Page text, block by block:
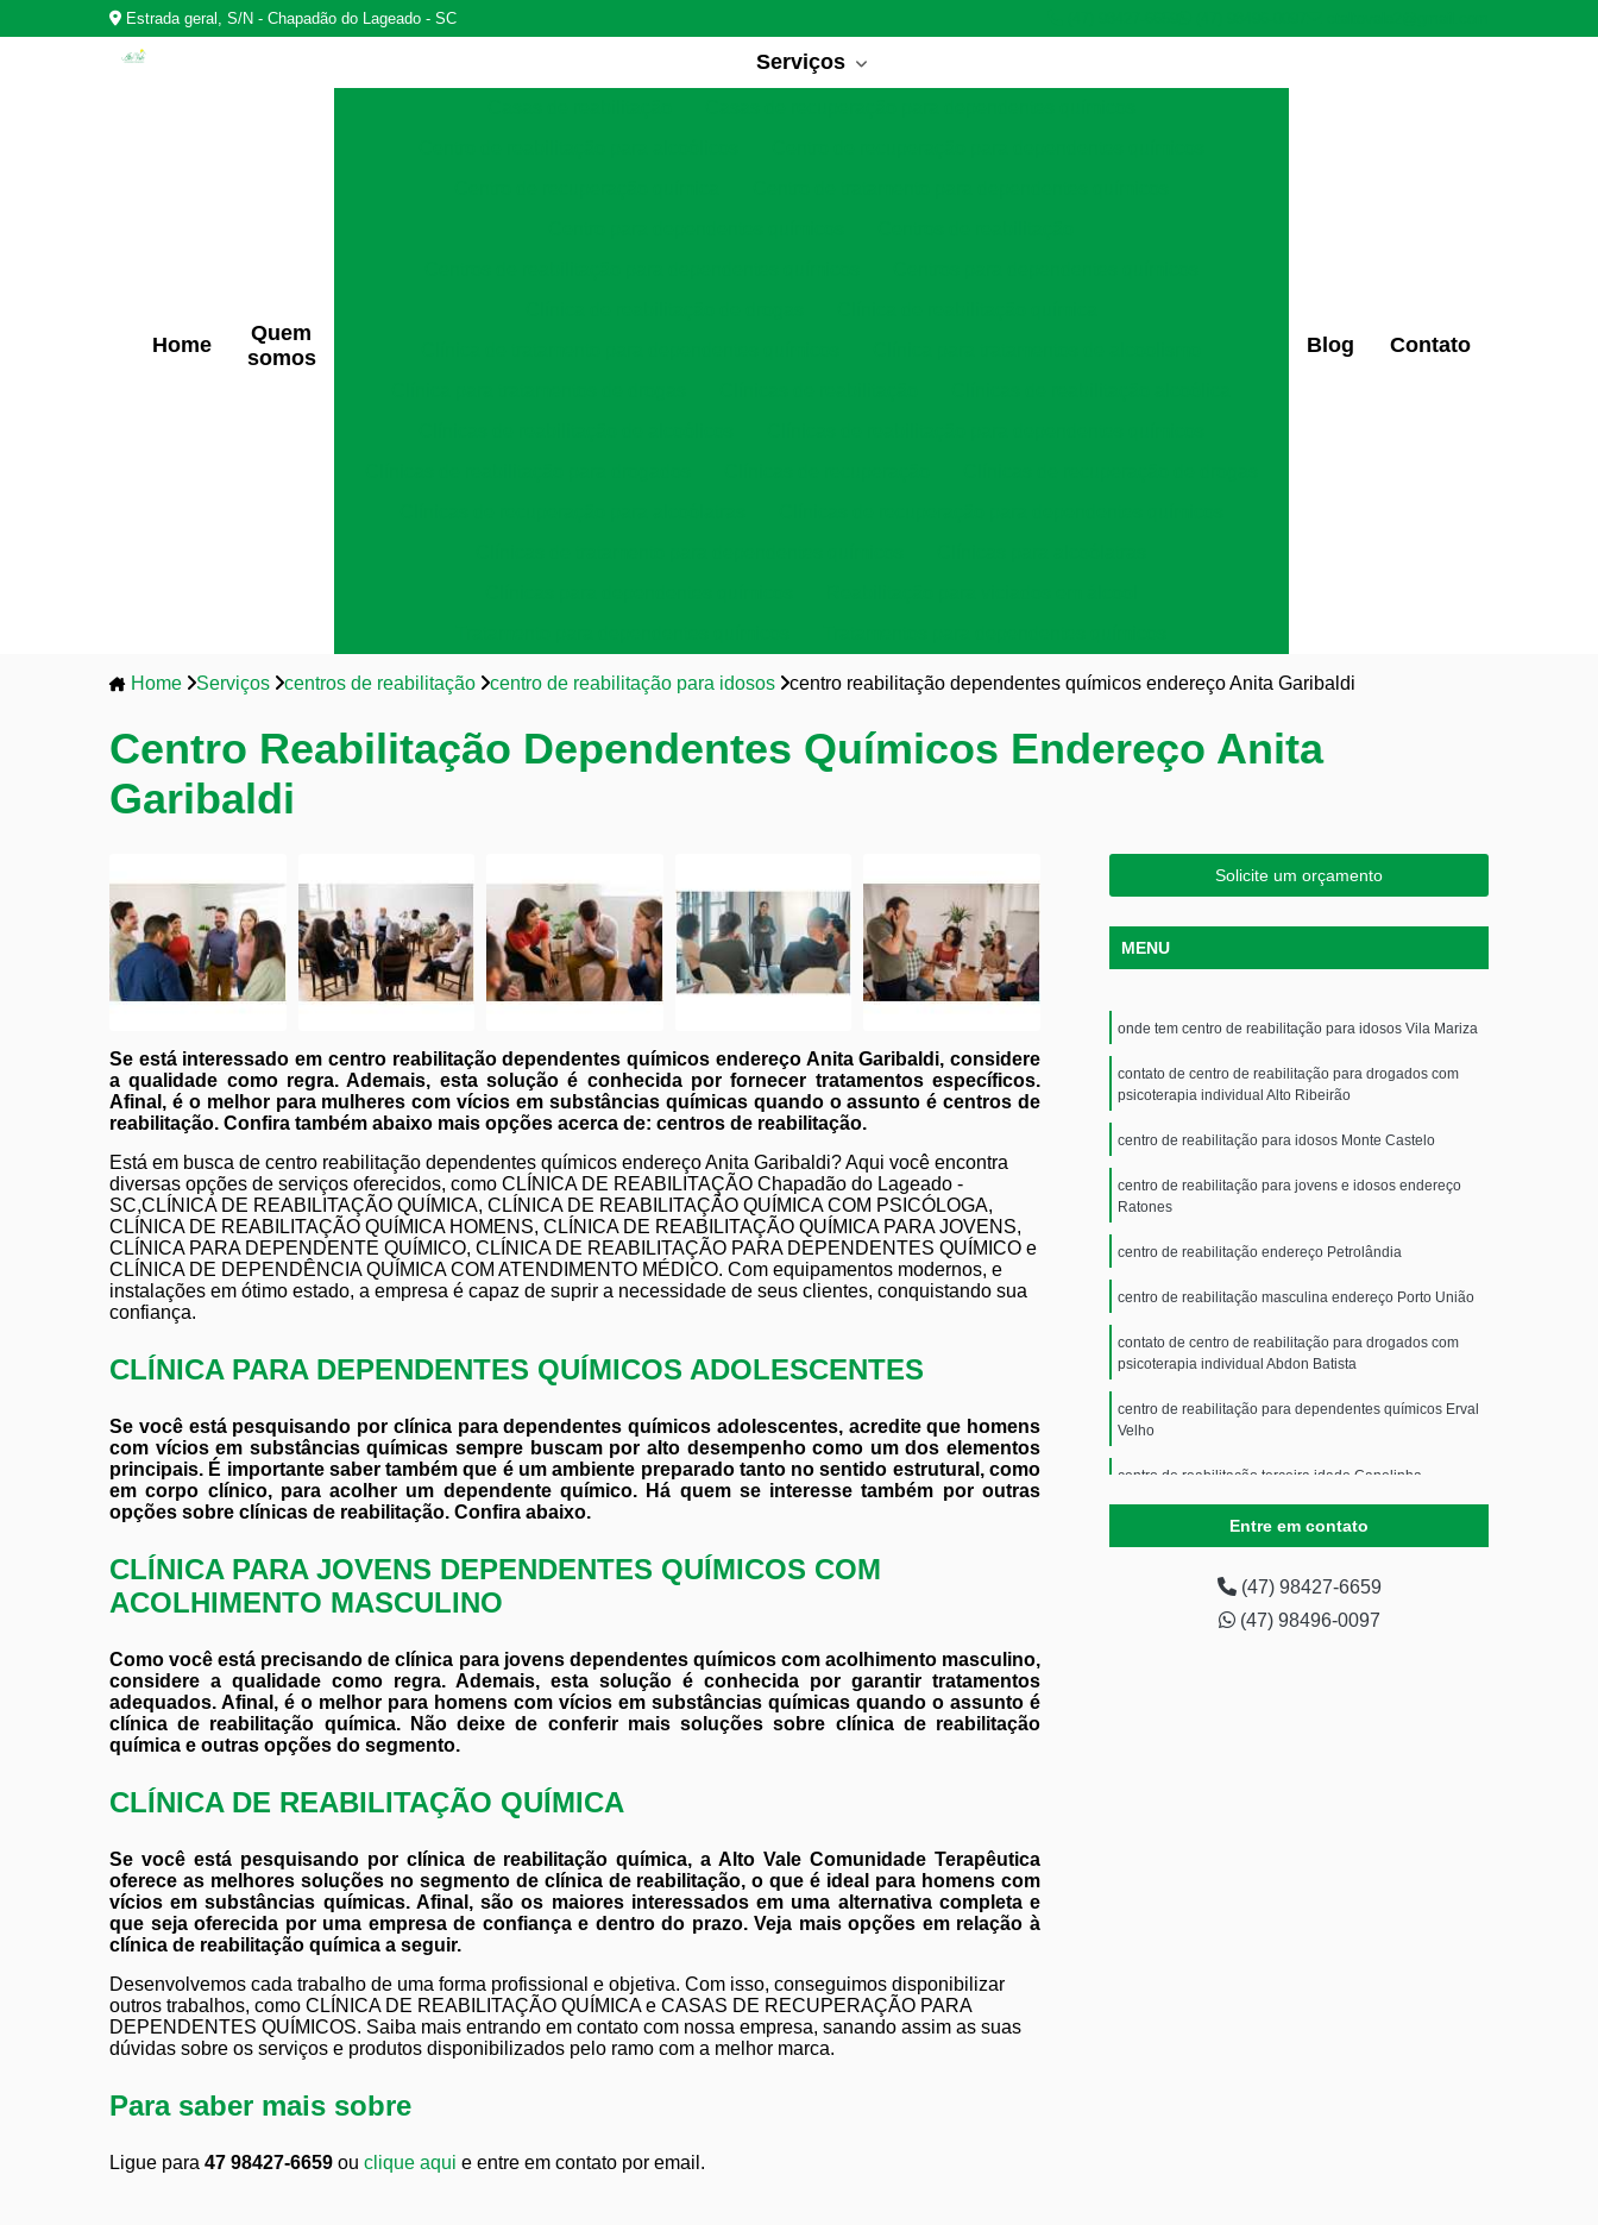
Estrada geral, S/N - Chapadão do Lageado - SC
Home
Quem
somos
Serviços
Blog Contato
Home Serviços centros de reabilitação centro de reabilitação para idosos centro reabilitação dependentes químicos endereço Anita Garibaldi
Centro Reabilitação Dependentes Químicos Endereço Anita
Garibaldi
Se está interessado em centro reabilitação dependentes químicos endereço Anita Garibaldi, considere
a qualidade como regra. Ademais, esta solução é conhecida por fornecer tratamentos específicos.
Afinal, é o melhor para mulheres com vícios em substâncias químicas quando o assunto é centros de
reabilitação. Confira também abaixo mais opções acerca de: centros de reabilitação.
Está em busca de centro reabilitação dependentes químicos endereço Anita Garibaldi? Aqui você encontra
diversas opções de serviços oferecidos, como CLÍNICA DE REABILITAÇÃO Chapadão do Lageado -
SC,CLÍNICA DE REABILITAÇÃO QUÍMICA, CLÍNICA DE REABILITAÇÃO QUÍMICA COM PSICÓLOGA,
CLÍNICA DE REABILITAÇÃO QUÍMICA HOMENS, CLÍNICA DE REABILITAÇÃO QUÍMICA PARA JOVENS,
CLÍNICA PARA DEPENDENTE QUÍMICO, CLÍNICA DE REABILITAÇÃO PARA DEPENDENTES QUÍMICO e
CLÍNICA DE DEPENDÊNCIA QUÍMICA COM ATENDIMENTO MÉDICO. Com equipamentos modernos, e
instalações em ótimo estado, a empresa é capaz de suprir a necessidade de seus clientes, conquistando sua
confiança.
CLÍNICA PARA DEPENDENTES QUÍMICOS ADOLESCENTES
Se você está pesquisando por clínica para dependentes químicos adolescentes, acredite que homens
com vícios em substâncias químicas sempre buscam por alto desempenho como um dos elementos
principais. É importante saber também que é um ambiente preparado tanto no sentido estrutural, como
em corpo clínico, para acolher um dependente químico. Há quem se interesse também por outras
opções sobre clínicas de reabilitação. Confira abaixo.
CLÍNICA PARA JOVENS DEPENDENTES QUÍMICOS COM
ACOLHIMENTO MASCULINO
Como você está precisando de clínica para jovens dependentes químicos com acolhimento masculino,
considere a qualidade como regra. Ademais, esta solução é conhecida por garantir tratamentos
adequados. Afinal, é o melhor para homens com vícios em substâncias químicas quando o assunto é
clínica de reabilitação química. Não deixe de conferir mais soluções sobre clínica de reabilitação
química e outras opções do segmento.
CLÍNICA DE REABILITAÇÃO QUÍMICA
Se você está pesquisando por clínica de reabilitação química, a Alto Vale Comunidade Terapêutica
oferece as melhores soluções no segmento de clínica de reabilitação, o que é ideal para homens com
vícios em substâncias químicas. Afinal, são os maiores interessados em uma alternativa completa e
que seja oferecida por uma empresa de confiança e dentro do prazo. Veja mais opções em relação à
clínica de reabilitação química a seguir.
Desenvolvemos cada trabalho de uma forma profissional e objetiva. Com isso, conseguimos disponibilizar
outros trabalhos, como CLÍNICA DE REABILITAÇÃO QUÍMICA e CASAS DE RECUPERAÇÃO PARA
DEPENDENTES QUÍMICOS. Saiba mais entrando em contato com nossa empresa, sanando assim as suas
dúvidas sobre os serviços e produtos disponibilizados pelo ramo com a melhor marca.
Para saber mais sobre
Ligue para 47 98427-6659 ou clique aqui e entre em contato por email.
Solicite um orçamento
MENU
onde tem centro de reabilitação para idosos Vila Mariza
contato de centro de reabilitação para drogados com
psicoterapia individual Alto Ribeirão
centro de reabilitação para idosos Monte Castelo
centro de reabilitação para jovens e idosos endereço
Ratones
centro de reabilitação endereço Petrolândia
centro de reabilitação masculina endereço Porto União
contato de centro de reabilitação para drogados com
psicoterapia individual Abdon Batista
centro de reabilitação para dependentes químicos Erval
Velho
centro de reabilitação terceira idade Canelinha
centro de reabilitação para dependentes químicos
Entre em contato
(47) 98427-6659
(47) 98496-0097